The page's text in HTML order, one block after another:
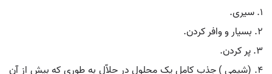
۱. سیری.
۲. بسیار و وافر کردن.
۳. پر کردن.
۴. (شیمی ) جذب کامل یک محلول در حلاّل به طوری که بیش از آن